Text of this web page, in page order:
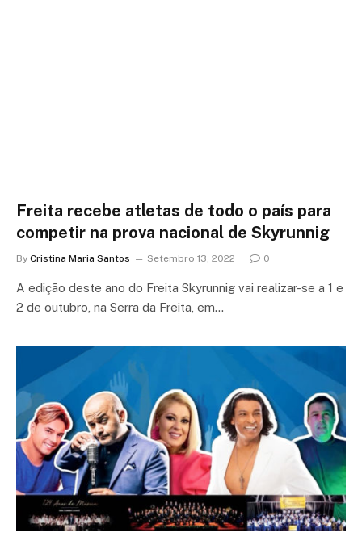
Freita recebe atletas de todo o país para
competir na prova nacional de Skyrunnig
By Cristina Maria Santos Setembro 13, 2022 0
A edição deste ano do Freita Skyrunnig vai realizar-se a 1 e
2 de outubro, na Serra da Freita, em…